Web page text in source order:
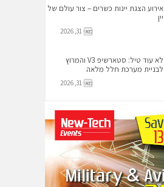
אירוע הצגת יינות כשרים – צור עולם של
יין
מאי 31, 2026
לא עוד טיל: סטארשיפ V3 והמרוץ
לבניית מערכת חלל מלאה
מאי 31, 2026